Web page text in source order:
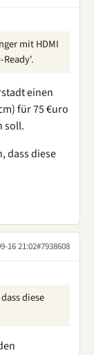
mit HDMI
einen
für 75 €uro
soll.
dass diese
16 21:02#7938608
diese